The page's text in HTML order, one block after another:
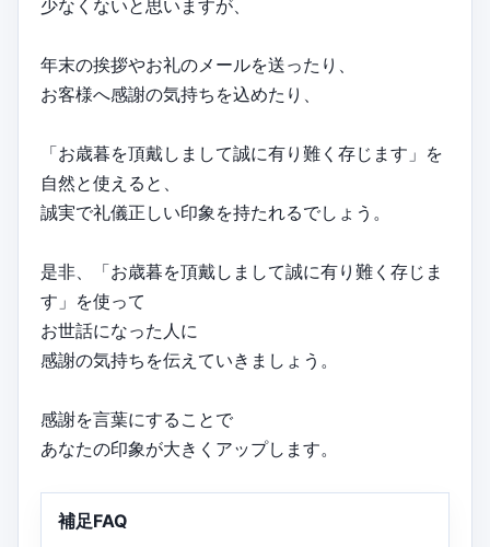
少なくないと思いますが、
年末の挨拶やお礼のメールを送ったり、
お客様へ感謝の気持ちを込めたり、
「お歳暮を頂戴しまして誠に有り難く存じます」を
自然と使えると、
誠実で礼儀正しい印象を持たれるでしょう。
是非、「お歳暮を頂戴しまして誠に有り難く存じま
す」を使って
お世話になった人に
感謝の気持ちを伝えていきましょう。
感謝を言葉にすることで
あなたの印象が大きくアップします。
補足FAQ